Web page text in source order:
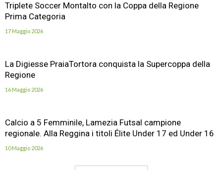
Triplete Soccer Montalto con la Coppa della Regione
Prima Categoria
17 Maggio 2026
La Digiesse PraiaTortora conquista la Supercoppa della
Regione
16 Maggio 2026
Calcio a 5 Femminile, Lamezia Futsal campione
regionale. Alla Reggina i titoli Élite Under 17 ed Under 16
10 Maggio 2026